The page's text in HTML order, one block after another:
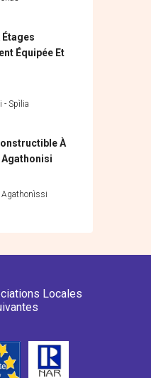
Étages
Équipée Et
- Spìlia
À
Locales